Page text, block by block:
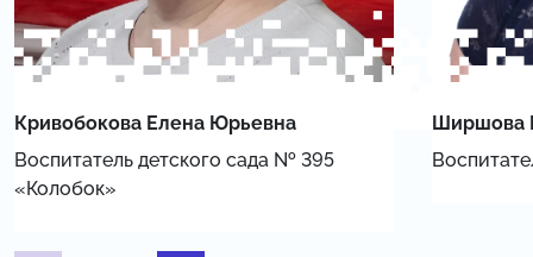
Кривобокова Елена Юрьевна
Воспитатель детского сада № 395
«Колобок»
Ширшова